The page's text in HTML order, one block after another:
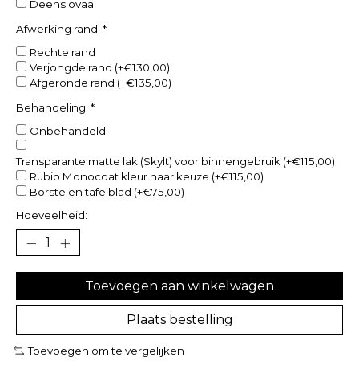
Deens ovaal
Afwerking rand: *
Rechte rand
Verjongde rand (+€130,00)
Afgeronde rand (+€135,00)
Behandeling: *
Onbehandeld
Transparante matte lak (Skylt) voor binnengebruik (+€115,00)
Rubio Monocoat kleur naar keuze (+€115,00)
Borstelen tafelblad (+€75,00)
Hoeveelheid:
Toevoegen aan winkelwagen
Plaats bestelling
Toevoegen om te vergelijken